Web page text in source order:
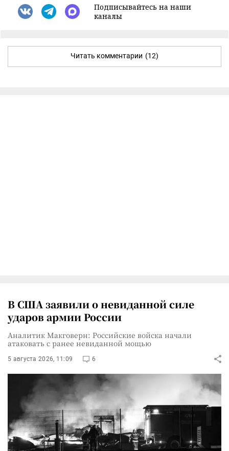
Подписывайтесь на наши
каналы
Читать комментарии (12)
В США заявили о невиданной силе
ударов армии России
Аналитик Макговерн: Российские войска начали
атаковать с ранее невиданной мощью
5 августа 2026, 11:09 6